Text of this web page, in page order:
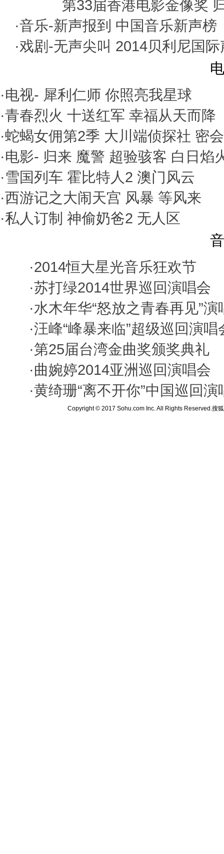
第33届香港电影金像奖
·音乐-新声报到 中国音乐新声榜
·戏剧-无声尖叫 2014贝利尼国
·电视- 犀利仁师 你照亮我星球
·青春烈火 十送红军 幸福从天而降
·蛇蝎女佣第2季 大川端侦探社 密会
·电影- 归来 魔警 超验骇客 白日焰
·雪国列车 霍比特人2 澳门风云
·西游记之大闹天宫 风暴 等风来
·私人订制 神偷奶爸2 无人区
·2014恒大星光音乐狂欢节
·苏打绿2014世界巡回演唱会
·水木年华“怒放之青春再见”演
·汪峰“峰暴来临”超级巡回演唱
·第25届台湾金曲奖颁奖典礼
·曲婉婷2014亚洲巡回演唱会
·黄绮珊“离不开你”中国巡回演
Copyright © 2017 Sohu.com Inc. All Rights Reserved.搜